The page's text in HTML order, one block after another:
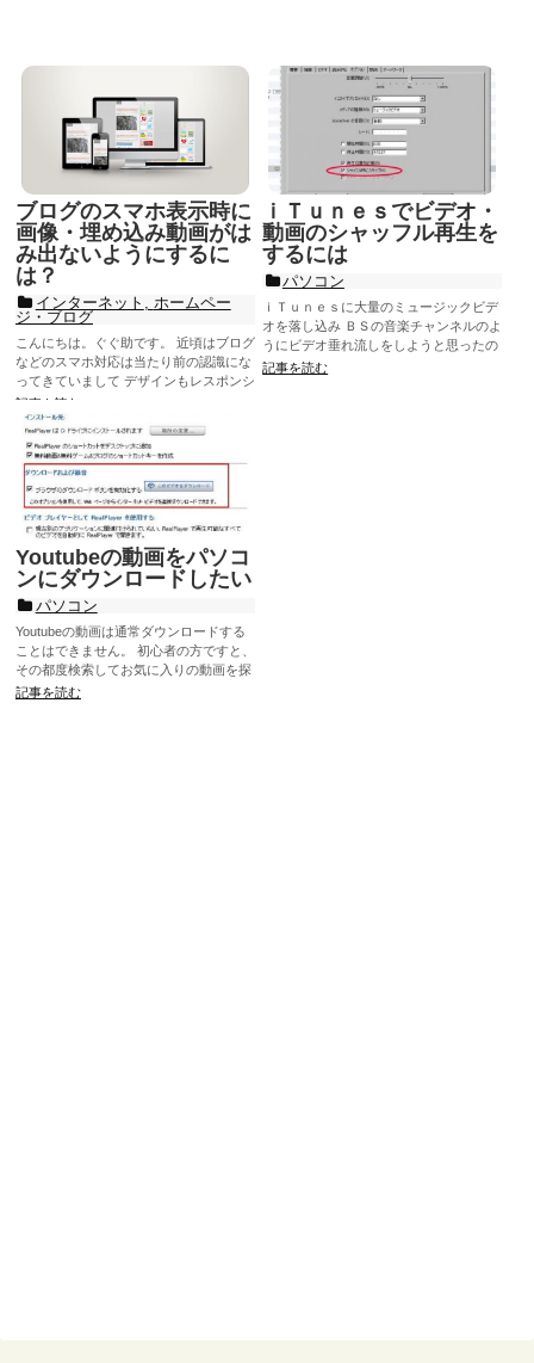
ブログのスマホ表示時に
画像・埋め込み動画がは
み出ないようにするに
は？
インターネット
ホームペー
ジ・ブログ
こんにちは。ぐぐ助です。 近頃はブログ
などのスマホ対応は当たり前の認識にな
ってきていまして デザインもレスポンシ
ブ対応だったり、スマホアクセス用...
記事を読む
ｉＴｕｎｅｓでビデオ・
動画のシャッフル再生を
するには
パソコン
ｉＴｕｎｅｓに大量のミュージックビデ
オを落し込み ＢＳの音楽チャンネルのよ
うにビデオ垂れ流しをしようと思ったの
ですが リストを作ってみてもランダム連
記事を読む
Youtubeの動画をパソコ
ンにダウンロードしたい
パソコン
Youtubeの動画は通常ダウンロードする
ことはできません。 初心者の方ですと、
その都度検索してお気に入りの動画を探
すか、動画URLをブックマークして見た
記事を読む